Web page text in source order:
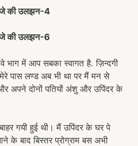
की उलझन-4
की उलझन-6
भाग में आप सबका स्वागत है. ज़िन्दगी
पास लण्ड अब भी था पर मैं मन से
अपने दोनों पतियों अंशु और उपिंदर के
गयी हुई थी। मैं उपिंदर के घर पे
के बाद बिस्तर प्रोग्राम बस अभी